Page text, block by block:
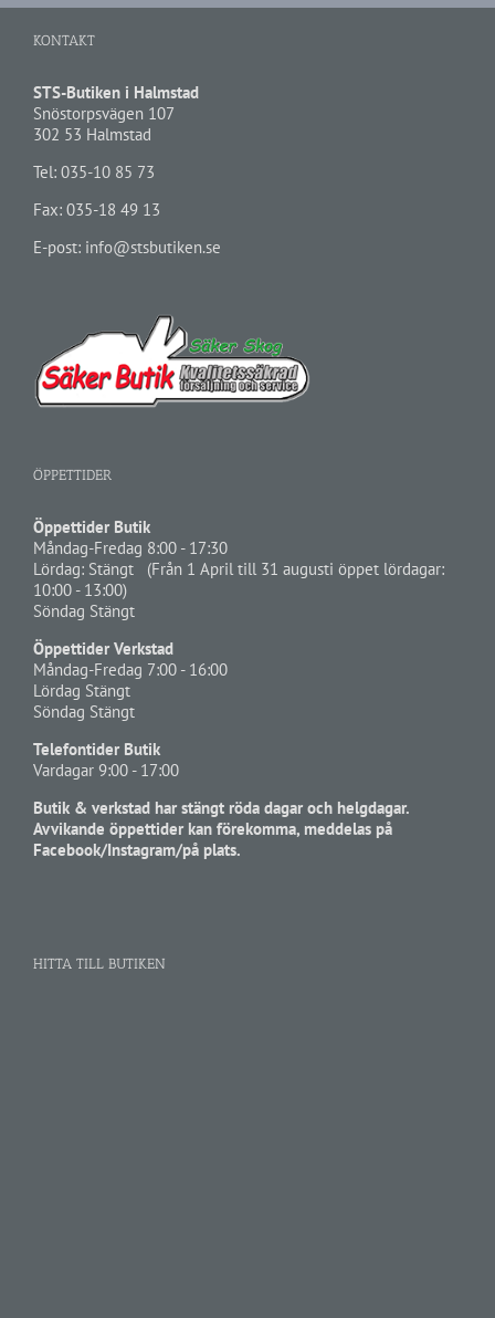
KONTAKT
STS-Butiken i Halmstad
Snöstorpsvägen 107
302 53 Halmstad
Tel: 035-10 85 73
Fax: 035-18 49 13
E-post: info@stsbutiken.se
ÖPPETTIDER
Öppettider Butik
Måndag-Fredag 8:00 - 17:30
Lördag: Stängt (Från 1 April till 31 augusti öppet lördagar:
10:00 - 13:00)
Söndag Stängt
Öppettider Verkstad
Måndag-Fredag 7:00 - 16:00
Lördag Stängt
Söndag Stängt
Telefontider Butik
Vardagar 9:00 - 17:00
Butik & verkstad har stängt röda dagar och helgdagar.
Avvikande öppettider kan förekomma, meddelas på
Facebook/Instagram/på plats.
HITTA TILL BUTIKEN